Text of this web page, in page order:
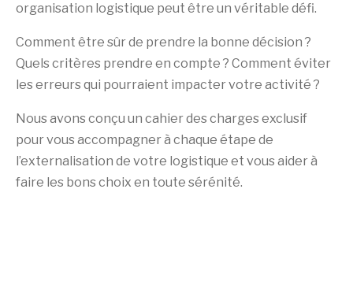
organisation logistique peut être un véritable défi.
Comment être sûr de prendre la bonne décision ?
Quels critères prendre en compte ? Comment éviter
les erreurs qui pourraient impacter votre activité ?
Nous avons conçu un cahier des charges exclusif
pour vous accompagner à chaque étape de
l’externalisation de votre logistique et vous aider à
faire les bons choix en toute sérénité.